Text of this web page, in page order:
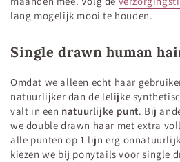
lang mogelijk mooi te houden.
Single drawn human
Omdat we alleen echt haar
natuurlijker dan de lelijke
valt in een natuurlijke punt. Bij
we double drawn haar met extra
alle punten op 1 lijn erg
kiezen we bij ponytails voor single